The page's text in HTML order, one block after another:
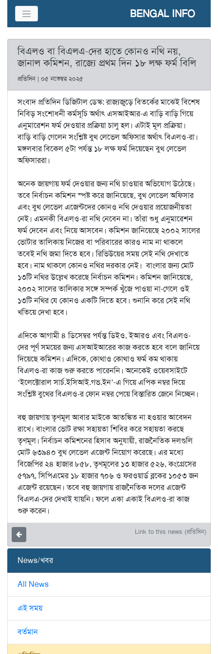
BENGAL INFO
বিএলও বা বিএলএ-দের হাতে কোনও নথি নয়,
জানাল কমিশন, রাজ্যে প্রথম দিন ১৮ লক্ষ ফর্ম বিলি
প্রতিদিন | ০৫ নভেম্বর ২০২৫
সংবাদ প্রতিদিন ডিজিটাল ডেস্ক: রাজ‌্যজুড়ে বিতর্কের মাঝেই বিশেষ
নিবিড় সংশোধনী কর্মসূচি অর্থাৎ এসআইআর-এ বাড়ি বাড়ি গিয়ে
এনুমারেশন ফর্ম দেওয়ার প্রক্রিয়া চালু হল। এটাই মূল প্রক্রিয়া।
বাড়ি বাড়ি গেলেন সংশ্লিষ্ট বুথ লেভেল অফিসার অর্থাৎ বিএলও-রা।
মঙ্গলবার বিকেল ৫টা পর্যন্ত ১৮ লক্ষ ফর্ম দিয়েছেন বুথ লেভেল
অফিসাররা।
অনেক জায়গায় ফর্ম দেওয়ার জন্য নথি চাওয়ার অভিযোগ উঠেছে।
তবে নির্বাচন কমিশন স্পষ্ট করে জানিয়েছে, বুথ লেভেল অফিসার
এবং বুথ লেভেল এজেন্টদের কোনও নথি দেওয়ার প্রয়োজনীয়তা
নেই। এমনকী বিএলও-রা নথি নেবেন না। তাঁরা শুধু এনুমারেশন
ফর্ম দেবেন এবং নিয়ে আসবেন। কমিশন জানিয়েছে ২০০২ সালের
ভোটার তালিকায় নিজের বা পরিবারের কারও নাম না থাকলে
তবেই নথি জমা দিতে হবে। রিভিউয়ের সময় সেই নথি দেখাতে
হবে। নাম থাকলে কোনও নথির দরকার নেই। বাংলার জন্য মোট
১৩টি নথির উল্লেখ করেছে নির্বাচন কমিশন। কমিশন জানিয়েছে,
২০০২ সালের তালিকার সঙ্গে সম্পর্ক খুঁজে পাওয়া না-গেলে ওই
১৩টি নথির যে কোনও একটি দিতে হবে। শুনানি করে সেই নথি
খতিয়ে দেখা হবে।
এদিকে আগামী ৪ ডিসেম্বর পর্যন্ত ডিইও, ইআরও এবং বিএলও-
দের পূর্ণ সময়ের জন্য এসআইআরের কাজ করতে হবে বলে জানিয়ে
দিয়েছে কমিশন। এদিকে, কোথাও কোথাও ফর্ম কম থাকায়
বিএলও-রা কাজ শুরু করতে পারেননি। অনেকেই ওয়েবসাইটে
‘ইলেক্টোরাল সার্চ.ইসিআই.গভ.ইন’-এ গিয়ে এপিক নম্বর দিয়ে
সংশ্লিষ্ট বুথের বিএলও-র ফোন নম্বর পেয়ে বিস্তারিত জেনে নিচ্ছেন।
বহু জায়গায় তৃণমূল আবার মাইকে আতঙ্কিত না হওয়ার আবেদন
রাখে। বাংলার ভোট রক্ষা সহায়তা শিবির করে সহায়তা করছে
তৃণমূল। নির্বাচন কমিশনের হিসাব অনুযায়ী, রাজনৈতিক দলগুলি
মোট ৬৩৯৪০ বুথ লেভেল এজেন্ট নিয়োগ করেছে। এর মধ্যে
বিজেপির ২৪ হাজার ৮৫৮, তৃণমূলের ১৩ হাজার ৫২৬, কংগ্রেসের
৫৭৯৭, সিপিএমের ১৮ হাজার ৭০৬ ও ফরওয়ার্ড ব্লকের ১০৫৩ জন
এজেন্ট রয়েছেন। তবে বহু জায়গায় রাজনৈতিক দলের এজেন্ট
বিএলএ-দের দেখাই যায়নি। ফলে একা একাই বিএলও-রা কাজ
শুরু করেন।
Link to this news (প্রতিদিন)
News/খবর
All News
এই সময়
বর্তমান